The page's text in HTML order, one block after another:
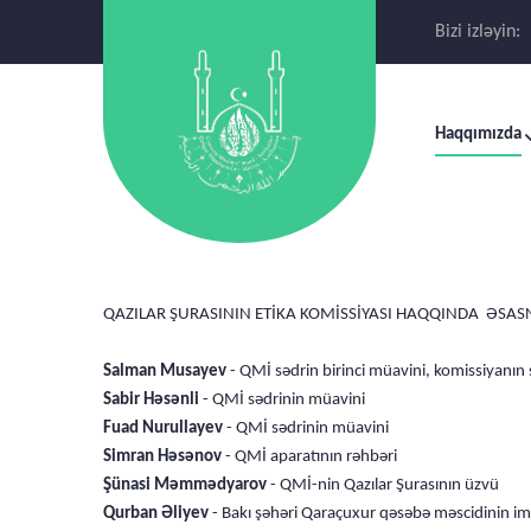
Bizi izləyin:
Haqqımızda
QAZILAR ŞURASININ ETİKA KOMİSSİYASI HAQQINDA
Salman Musayev - QMİ sədrin birinci müavini, komissiyanın
Sabir Həsənli - QMİ sədrinin müavini
Fuad Nurullayev - QMİ sədrinin müavini
Simran Həsənov - QMİ aparatının rəhbəri
Şünasi Məmmədyarov - QMİ-nin Qazılar Şurasının üzvü
Qurban Əliyev - Bakı şəhəri Qaraçuxur qəsəbə məscidinin